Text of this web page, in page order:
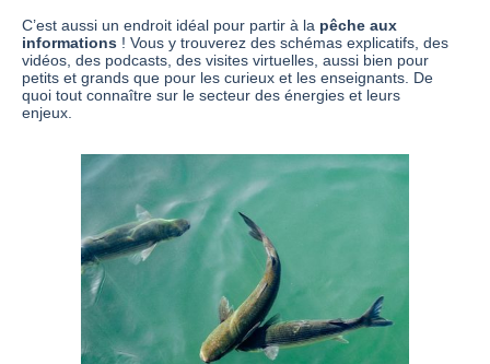
C’est aussi un endroit idéal pour partir à la pêche aux
informations ! Vous y trouverez des schémas explicatifs, des
vidéos, des podcasts, des visites virtuelles, aussi bien pour
petits et grands que pour les curieux et les enseignants. De
quoi tout connaître sur le secteur des énergies et leurs
enjeux.